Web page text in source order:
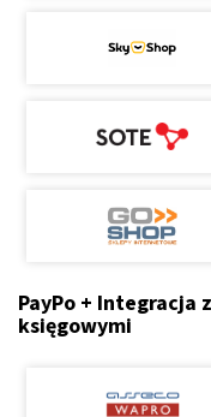
PayPo + Integracja
księgowymi